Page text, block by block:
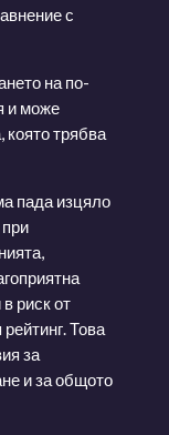
с
на по-
и може
трябва
пада изцяло
риск от
Това
за
и за общото